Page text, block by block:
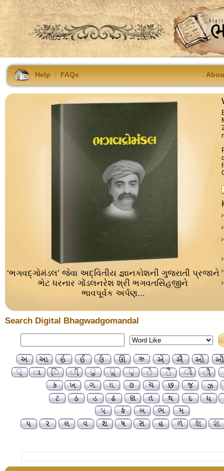
Help FAQs
‘ભગવદ્ગોમંડલ’ જેવા અદ્વિતીય જ્ઞાનકોશની ગુજરાતી પ્રજાને
ભેટ ધરનાર ગોંડલનરેશ શ્રી ભગવતસિંહજીને
ભાવપૂર્વક અર્પણ...
Search Digital Bhagwadgomandal